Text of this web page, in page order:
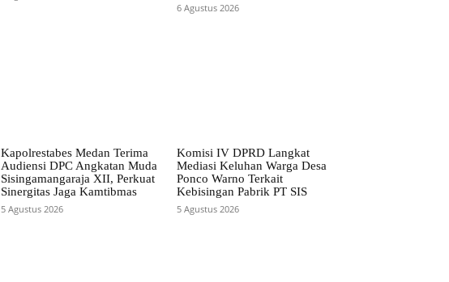
6 Agustus 2026
Kapolrestabes Medan Terima
Audiensi DPC Angkatan Muda
Sisingamangaraja XII, Perkuat
Sinergitas Jaga Kamtibmas
5 Agustus 2026
Komisi IV DPRD Langkat
Mediasi Keluhan Warga Desa
Ponco Warno Terkait
Kebisingan Pabrik PT SIS
5 Agustus 2026